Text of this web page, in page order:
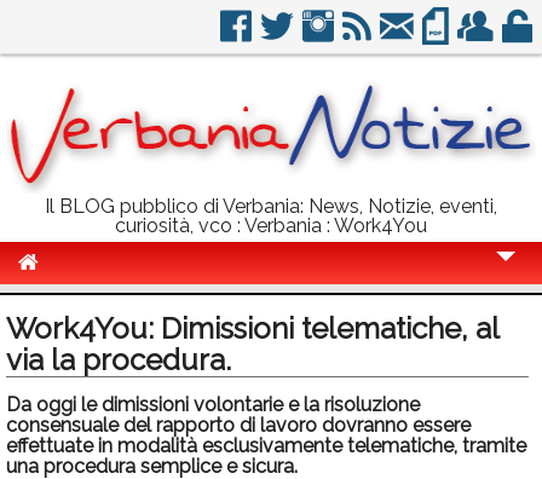
Il BLOG pubblico di Verbania: News, Notizie, eventi,
curiosità, vco : Verbania : Work4You
Politica
Sport
Eventi
Work4You: Dimissioni telematiche, al
via la procedura.
Da oggi le dimissioni volontarie e la risoluzione
consensuale del rapporto di lavoro dovranno essere
effettuate in modalità esclusivamente telematiche, tramite
una procedura semplice e sicura.